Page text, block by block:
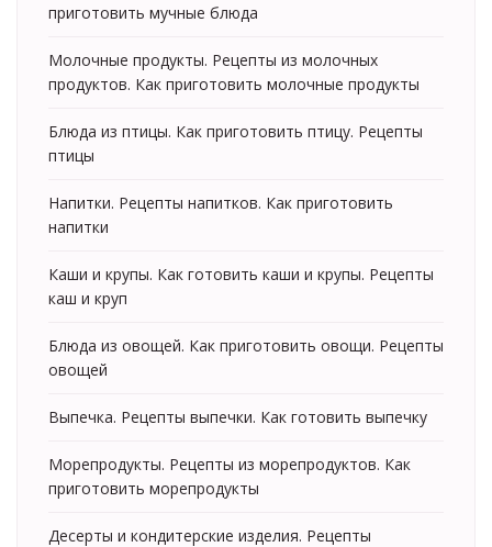
приготовить мучные блюда
Молочные продукты. Рецепты из молочных
продуктов. Как приготовить молочные продукты
Блюда из птицы. Как приготовить птицу. Рецепты
птицы
Напитки. Рецепты напитков. Как приготовить
напитки
Каши и крупы. Как готовить каши и крупы. Рецепты
каш и круп
Блюда из овощей. Как приготовить овощи. Рецепты
овощей
Выпечка. Рецепты выпечки. Как готовить выпечку
Морепродукты. Рецепты из морепродуктов. Как
приготовить морепродукты
Десерты и кондитерские изделия. Рецепты